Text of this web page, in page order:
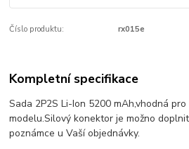
Číslo produktu: rx015e
Kompletní specifikace
Sada 2P2S Li-Ion 5200 mAh,vhodná
modelu.Silový konektor je možno
poznámce u Vaší objednávky.